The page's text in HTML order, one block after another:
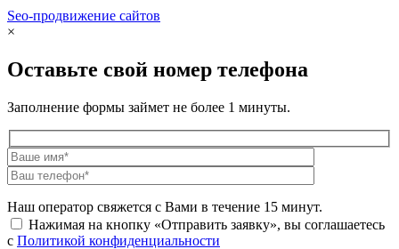
Seo-продвижение сайтов
×
Оставьте свой номер телефона
Заполнение формы займет не более 1 минуты.
Наш оператор свяжется с Вами в течение 15 минут.
Нажимая на кнопку «Отправить заявку», вы соглашаетесь
с Политикой конфиденциальности